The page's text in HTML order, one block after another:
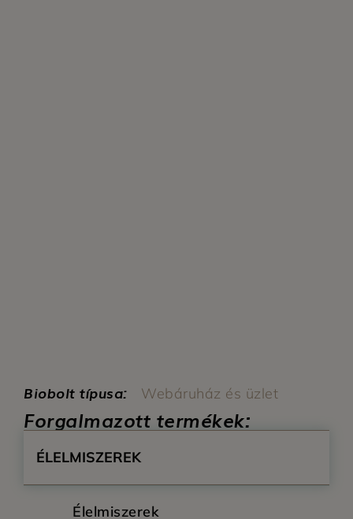
Biobolt típusa: Webáruház és üzlet
Forgalmazott termékek:
ÉLELMISZEREK
Élelmiszerek